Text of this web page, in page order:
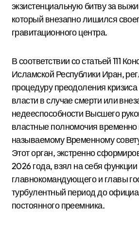
экзистенциальную битву за
который внезапно лишился
гравитационного центра.
В соответствии со статьей 111
Исламской Республики Иран,
процедуру преодоления
власти в случае смерти или
недееспособности Высшего
властные полномочия временно
называемому Временному
Этот орган, экстренно
2026 года, взял на себя функции
главнокомандующего и главы
турбулентный период до
постоянного преемника.